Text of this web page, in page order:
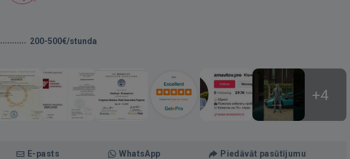
200-500€/stunda
+4
E-pasts WhatsApp Piedāvāt pasūtījumu